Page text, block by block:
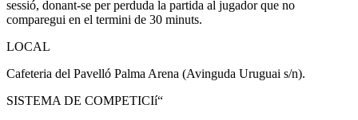
sessió, donant-se per perduda la partida al jugador que no
comparegui en el termini de 30 minuts.
LOCAL
Cafeteria del Pavelló Palma Arena (Avinguda Uruguai s/n).
SISTEMA DE COMPETICIí“